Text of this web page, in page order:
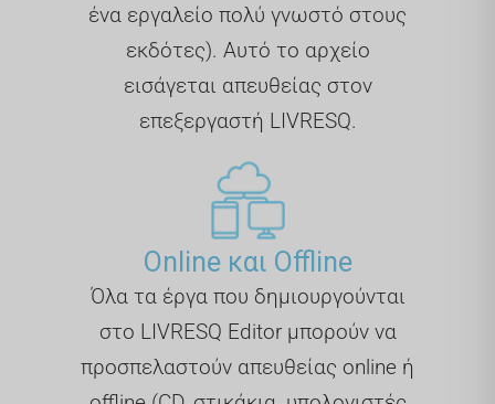
ένα εργαλείο πολύ γνωστό στους
εκδότες). Αυτό το αρχείο
εισάγεται απευθείας στον
επεξεργαστή LIVRESQ.
Online και Offline
Όλα τα έργα που δημιουργούνται
στο LIVRESQ Editor μπορούν να
προσπελαστούν απευθείας online ή